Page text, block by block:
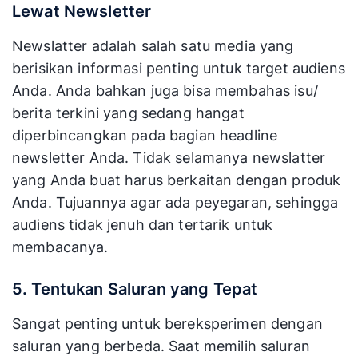
Lewat Newsletter
Newslatter adalah salah satu media yang
berisikan informasi penting untuk target audiens
Anda. Anda bahkan juga bisa membahas isu/
berita terkini yang sedang hangat
diperbincangkan pada bagian headline
newsletter Anda. Tidak selamanya newslatter
yang Anda buat harus berkaitan dengan produk
Anda. Tujuannya agar ada peyegaran, sehingga
audiens tidak jenuh dan tertarik untuk
membacanya.
5. Tentukan Saluran yang Tepat
Sangat penting untuk bereksperimen dengan
saluran yang berbeda. Saat memilih saluran